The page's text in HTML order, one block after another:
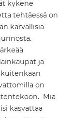
kykene
tehtäessä on
karvallisia
ja
on
Mia
kasvattaa